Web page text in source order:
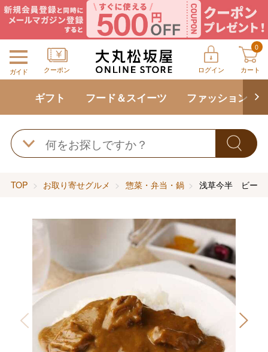
ガイド クーポン ログイン
0
カート
ギフト フード＆スイーツ ファッション
TOP お取り寄せグルメ 惣菜・弁当・鍋 浅草今半 ビーフ